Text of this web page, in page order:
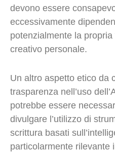
devono essere
eccessivamente
potenzialmente la
creativo personale.
Un altro aspetto etico da
trasparenza nell’uso
potrebbe essere
divulgare l’utilizzo di
scrittura basati
particolarmente rilevante